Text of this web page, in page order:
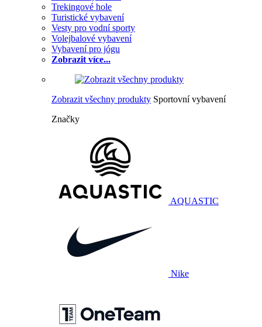
Trekingové hole
Turistické vybavení
Vesty pro vodní sporty
Volejbalové vybavení
Vybavení pro jógu
Zobrazit více...
Zobrazit všechny produkty Sportovní vybavení
Značky
AQUASTIC
Nike